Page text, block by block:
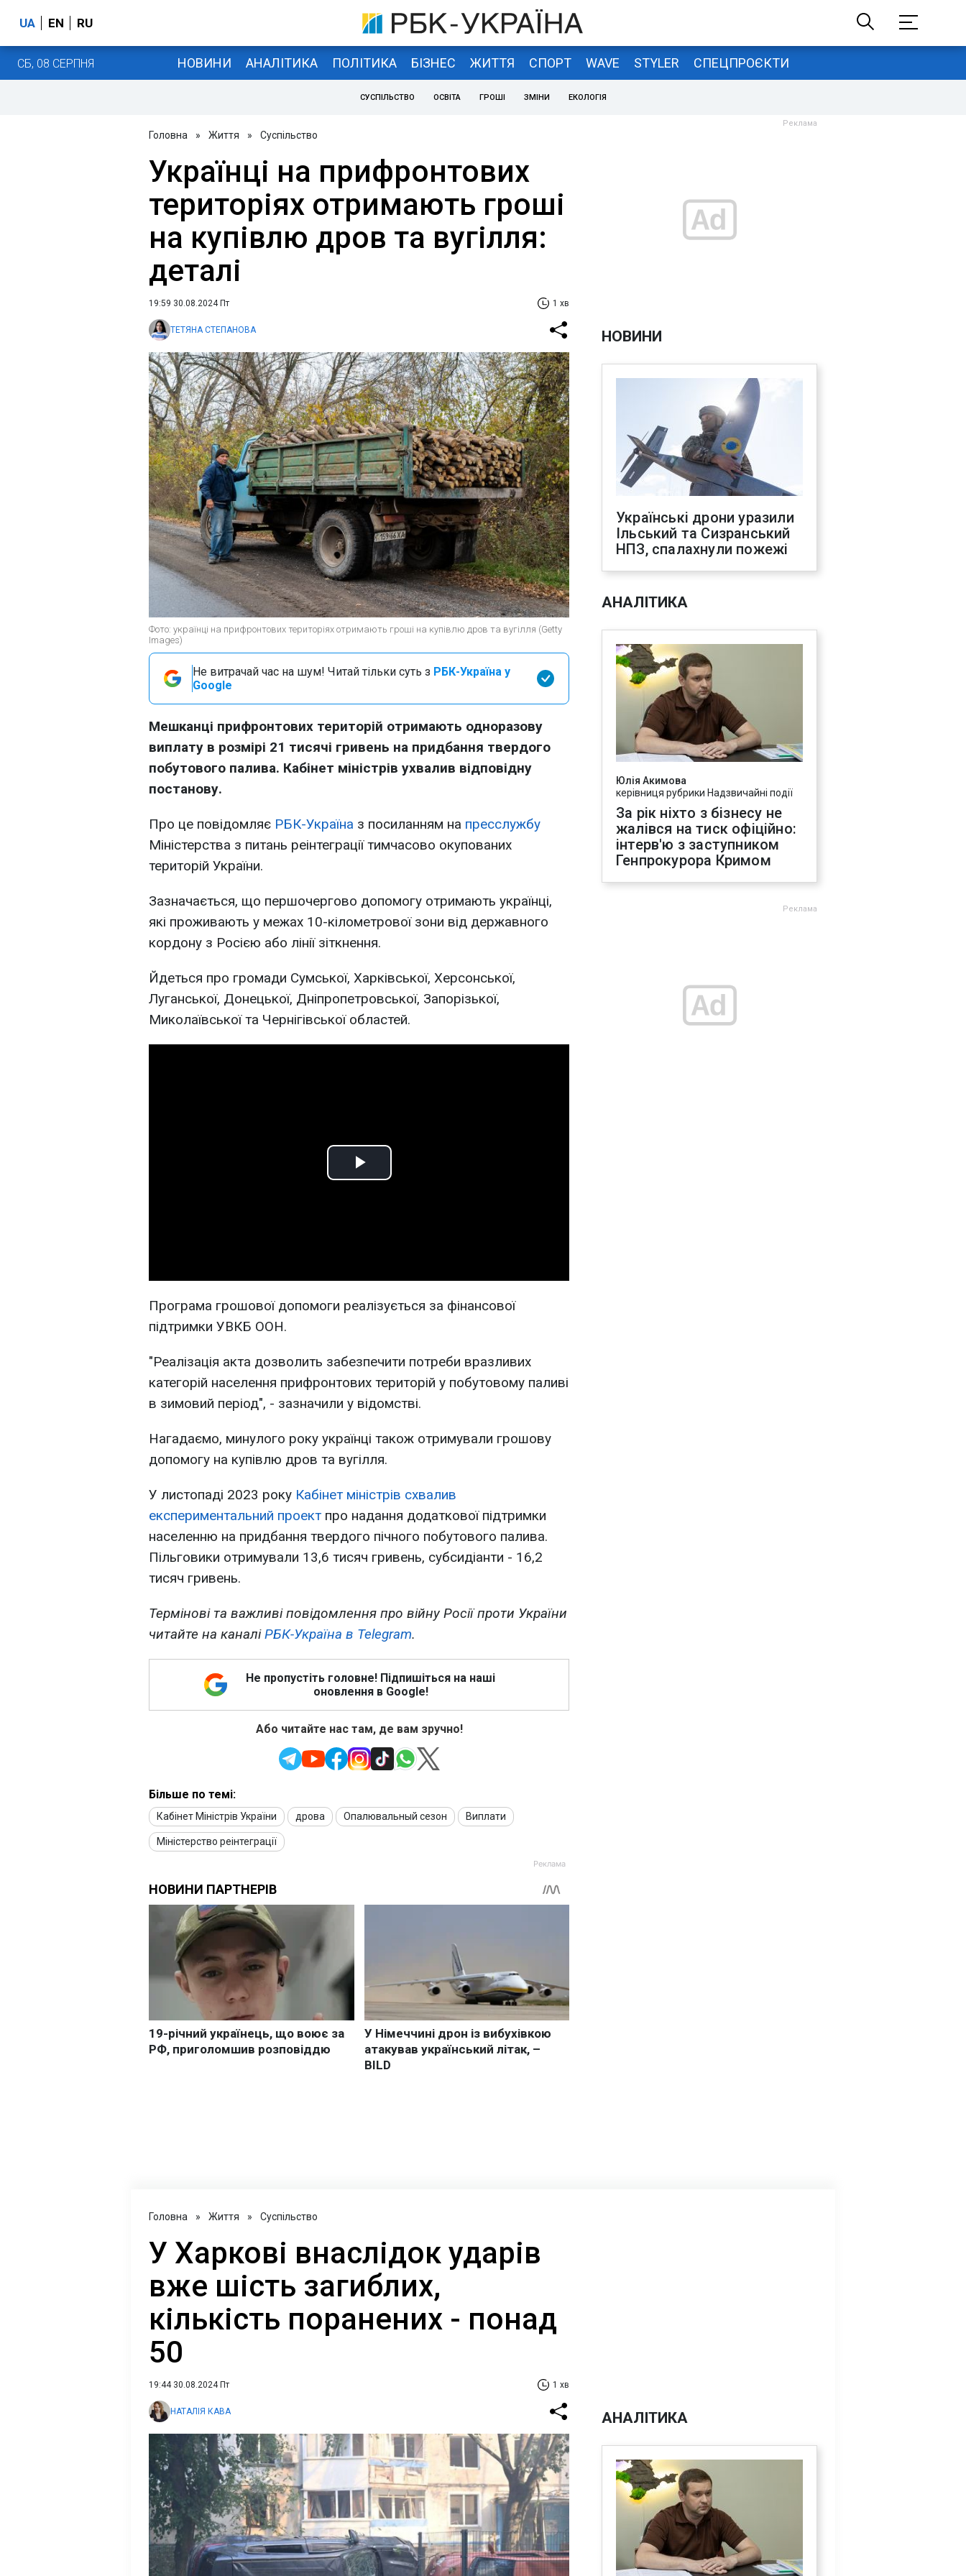
UA EN RU
СБ, 08 СЕРПНЯ НОВИНИ АНАЛІТИКА ПОЛІТИКА БІЗНЕС ЖИТТЯ СПОРТ WAVE STYLER СПЕЦПРОЄКТИ
СУСПІЛЬСТВО ОСВІТА ГРОШІ ЗМІНИ ЕКОЛОГІЯ
Головна » Життя » Суспільство
Українці на прифронтових
територіях отримають гроші
на купівлю дров та вугілля:
деталі
19:59 30.08.2024 Пт 1 хв
ТЕТЯНА СТЕПАНОВА
Фото: українці на прифронтових територіях отримають гроші на купівлю дров та вугілля (Getty
Images)
Не витрачай час на шум! Читай тільки суть з РБК-Україна у
Google
Мешканці прифронтових територій отримають одноразову
виплату в розмірі 21 тисячі гривень на придбання твердого
побутового палива. Кабінет міністрів ухвалив відповідну
постанову.
Про це повідомляє РБК-Україна з посиланням на пресслужбу
Міністерства з питань реінтеграції тимчасово окупованих
територій України.
Зазначається, що першочергово допомогу отримають українці,
які проживають у межах 10-кілометрової зони від державного
кордону з Росією або лінії зіткнення.
Йдеться про громади Сумської, Харківської, Херсонської,
Луганської, Донецької, Дніпропетровської, Запорізької,
Миколаївської та Чернігівської областей.
Play
Програма грошової допомоги реалізується за фінансової
підтримки УВКБ ООН.
"Реалізація акта дозволить забезпечити потреби вразливих
категорій населення прифронтових територій у побутовому паливі
в зимовий період", - зазначили у відомстві.
Нагадаємо, минулого року українці також отримували грошову
допомогу на купівлю дров та вугілля.
У листопаді 2023 року Кабінет міністрів схвалив
експериментальний проект про надання додаткової підтримки
населенню на придбання твердого пічного побутового палива.
Пільговики отримували 13,6 тисяч гривень, субсидіанти - 16,2
тисяч гривень.
Термінові та важливі повідомлення про війну Росії проти України
читайте на каналіРБК-Україна в Telegram.
Не пропустіть головне! Підпишіться на наші
оновлення в Google!
Або читайте нас там, де вам зручно!
Більше по темі:
Кабінет Міністрів України дрова Опалювальный сезон Виплати
Міністерство реінтеграції
НОВИНИ
Українські дрони уразили
Ільський та Сизранський
НПЗ, спалахнули пожежі
АНАЛІТИКА
Юлія Акимова
керівниця рубрики Надзвичайні події
За рік ніхто з бізнесу не
жалівся на тиск офіційно:
інтерв'ю з заступником
Генпрокурора Кримом
Головна » Життя » Суспільство
У Харкові внаслідок ударів
вже шість загиблих,
кількість поранених - понад
50
19:44 30.08.2024 Пт 1 хв
НАТАЛІЯ КАВА АНАЛІТИКА